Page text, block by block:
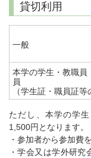
貸切利用
一般
本学の学生・教職員
員
（学生証・職員証等
ただし、本学の学
1,500円となります。
・参加者から参加費
・学会又は学外研